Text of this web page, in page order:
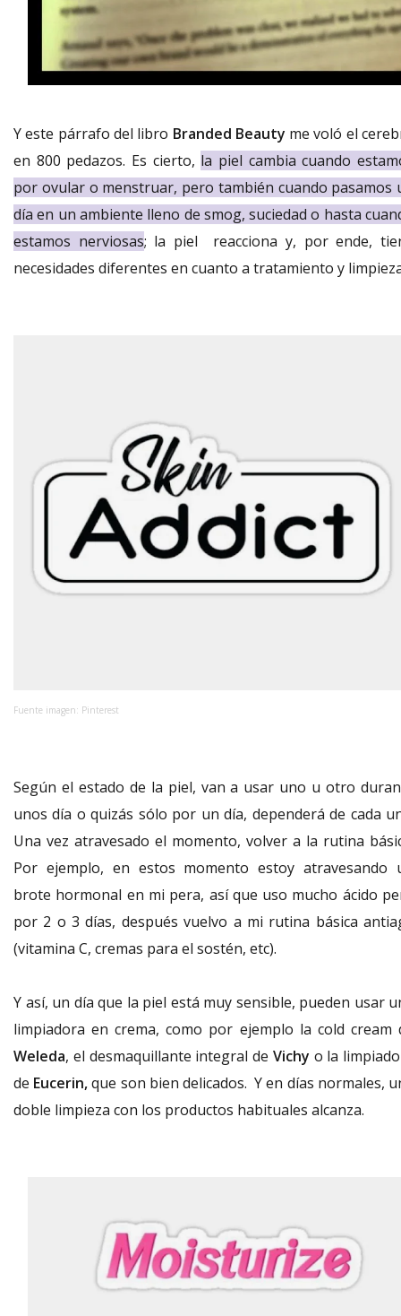
Y este párrafo del libro Branded Beauty me voló el
en 800 pedazos. Es cierto, la piel cambia cuando
por ovular o menstruar, pero también cuando pasamos
día en un ambiente lleno de smog, suciedad o hasta
estamos nerviosas; la piel reacciona y, por ende,
necesidades diferentes en cuanto a tratamiento y
Fuente imagen: Pinterest
Según el estado de la piel, van a usar uno u otro
unos día o quizás sólo por un día, dependerá de cada
Una vez atravesado el momento, volver a la rutina
Por ejemplo, en estos momento estoy atravesando
brote hormonal en mi pera, así que uso mucho ácido
por 2 o 3 días, después vuelvo a mi rutina básica
(vitamina C, cremas para el sostén, etc).
Y así, un día que la piel está muy sensible, pueden usar
limpiadora en crema, como por ejemplo la cold cream
Weleda, el desmaquillante integral de Vichy o la
de Eucerin,que son bien delicados. Y en días normales,
doble limpieza con los productos habituales alcanza.